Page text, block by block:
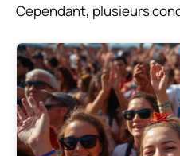
Cependant, plusieurs